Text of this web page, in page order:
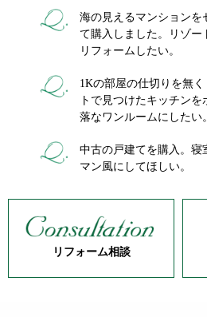
海の見えるマンションを
て購入しました。リゾー
リフォームしたい。
1Kの部屋の仕切りを無
トで見つけたキッチン
落なワンルームにしたい。
中古の戸建てを購入。寝
マン風にしてほしい。
リフォーム相談